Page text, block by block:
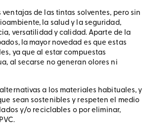
de las tintas solventes, pero sin
la salud y la seguridad,
versatilidad y calidad. Aparte de la
la mayor novedad es que estas
ya que al estar compuestas
al secarse no generan olores ni
a los materiales habituales, y
sean sostenibles y respeten el medio
y/o reciclables o por eliminar,